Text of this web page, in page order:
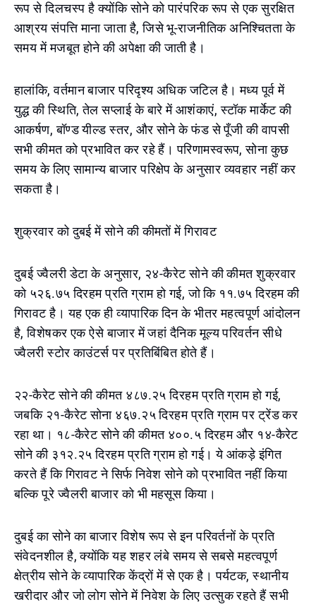
रूप से दिलचस्प है क्योंकि सोने को पारंपरिक रूप से एक सुरक्षित
आश्रय संपत्ति माना जाता है, जिसे भू-राजनीतिक अनिश्चितता के
समय में मजबूत होने की अपेक्षा की जाती है।
हालांकि, वर्तमान बाजार परिदृश्य अधिक जटिल है। मध्य पूर्व में
युद्ध की स्थिति, तेल सप्लाई के बारे में आशंकाएं, स्टॉक मार्केट की
आकर्षण, बॉण्ड यील्ड स्तर, और सोने के फंड से पूँजी की वापसी
सभी कीमत को प्रभावित कर रहे हैं। परिणामस्वरूप, सोना कुछ
समय के लिए सामान्य बाजार परिक्षेप के अनुसार व्यवहार नहीं कर
सकता है।
शुक्रवार को दुबई में सोने की कीमतों में गिरावट
दुबई ज्वैलरी डेटा के अनुसार, २४-कैरेट सोने की कीमत शुक्रवार
को ५२६.७५ दिरहम प्रति ग्राम हो गई, जो कि ११.७५ दिरहम की
गिरावट है। यह एक ही व्यापारिक दिन के भीतर महत्वपूर्ण आंदोलन
है, विशेषकर एक ऐसे बाजार में जहां दैनिक मूल्य परिवर्तन सीधे
ज्वैलरी स्टोर काउंटर्स पर प्रतिबिंबित होते हैं।
२२-कैरेट सोने की कीमत ४८७.२५ दिरहम प्रति ग्राम हो गई,
जबकि २१-कैरेट सोना ४६७.२५ दिरहम प्रति ग्राम पर ट्रेंड कर
रहा था। १८-कैरेट सोने की कीमत ४००.५ दिरहम और १४-कैरेट
सोने की ३१२.२५ दिरहम प्रति ग्राम हो गई। ये आंकड़े इंगित
करते हैं कि गिरावट ने सिर्फ निवेश सोने को प्रभावित नहीं किया
बल्कि पूरे ज्वैलरी बाजार को भी महसूस किया।
दुबई का सोने का बाजार विशेष रूप से इन परिवर्तनों के प्रति
संवेदनशील है, क्योंकि यह शहर लंबे समय से सबसे महत्वपूर्ण
क्षेत्रीय सोने के व्यापारिक केंद्रों में से एक है। पर्यटक, स्थानीय
खरीदार और जो लोग सोने में निवेश के लिए उत्सुक रहते हैं सभी